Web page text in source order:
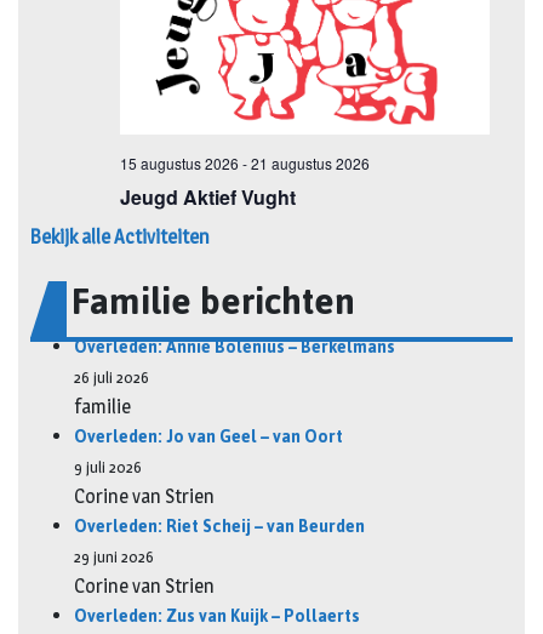
Bekijk alle Activiteiten
Familie berichten
Overleden: Annie Bolenius – Berkelmans
26 juli 2026
familie
Overleden: Jo van Geel – van Oort
9 juli 2026
Corine van Strien
Overleden: Riet Scheij – van Beurden
29 juni 2026
Corine van Strien
Overleden: Zus van Kuijk – Pollaerts